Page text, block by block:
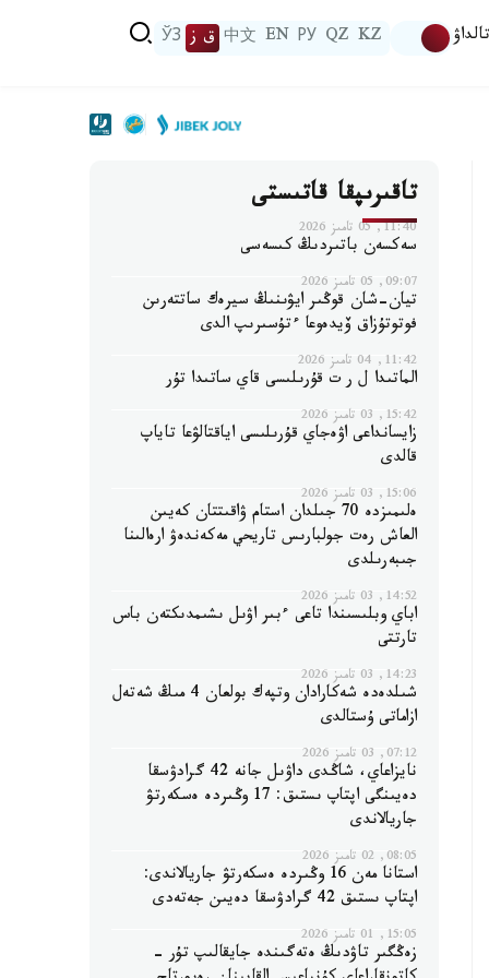
تالداۋ KZ
QZ
РУ
EN
中文 ق ز ЎЗ
تاقىرىپقا قاتىستى
11:40, 05 تامىز 2026
سەكسەن باتىردىڭ كىسەسى
09:07, 05 تامىز 2026
تيان-شان قوڭىر ايۋىنىڭ سيرەك ساتتەرىن
فوتوتۇزاق ۆيدەوعا ءتۇسىرىپ الدى
11:42, 04 تامىز 2026
الماتىدا ل ر ت قۇرىلىسى قاي ساتىدا تۇر
15:42, 03 تامىز 2026
زايسانداعى اۋەجاي قۇرىلىسى اياقتالۋعا تاياپ
قالدى
15:06, 03 تامىز 2026
ەلىمىزدە 70 جىلدان استام ۋاقىتتان كەيىن
العاش رەت جولبارىس تاريحي مەكەندەۋ ارەالىنا
جىبەرىلدى
14:52, 03 تامىز 2026
اباي وبلىسىندا تاعى ءبىر اۋىل ىشىمدىكتەن باس
تارتتى
14:23, 03 تامىز 2026
شىلدەدە شەكارادان وتپەك بولعان 4 مىڭ شەتەل
ازاماتى ۇستالدى
07:12, 03 تامىز 2026
نايزاعاي، شاڭدى داۋىل جانە 42 گرادۋسقا
دەيىنگى اپتاپ ىستىق: 17 وڭىردە ەسكەرتۋ
جاريالاندى
08:05, 02 تامىز 2026
استانا مەن 16 وڭىردە ەسكەرتۋ جاريالاندى:
اپتاپ ىستىق 42 گرادۋسقا دەيىن جەتەدى
15:05, 01 تامىز 2026
زەڭگىر تاۋدىڭ ەتەگىندە جايقالىپ تۇر -